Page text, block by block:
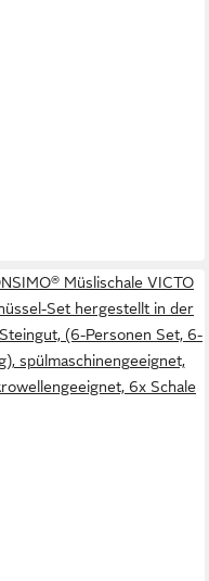
Müslischale VICTO
Set hergestellt in der
(6-Personen Set, 6-
spülmaschinengeeignet,
6x Schale